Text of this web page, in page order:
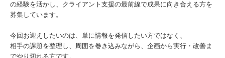
の経験を活かし、クライアント支援の最前線で成果に向き合える方を
募集しています。
今回お迎えしたいのは、単に情報を発信したい方ではなく、
相手の課題を整理し、周囲を巻き込みながら、企画から実行・改善ま
でやり切れる方です。